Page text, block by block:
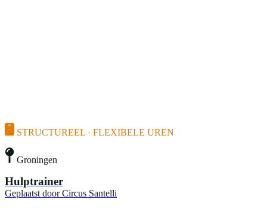
STRUCTUREEL · FLEXIBELE UREN
Groningen
Hulptrainer
Geplaatst door Circus Santelli